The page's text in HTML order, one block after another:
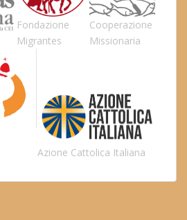
Fondazione
Migrantes
Cooperazione
Missionaria
Azione Cattolica Italiana